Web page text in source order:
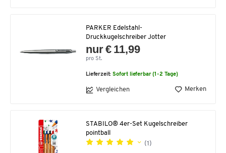
PARKER Edelstahl-
Druckkugelschreiber Jotter
nur € 11,99
pro St.
Lieferzeit:Sofort lieferbar (1-2 Tage)
Vergleichen Merken
STABILO® 4er-Set Kugelschreiber
pointball
(1)